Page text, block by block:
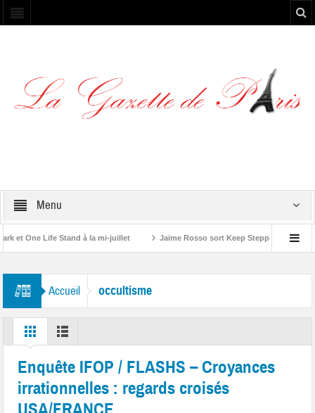
Menu
et One Life Stand à la mi-juillet Jaime Rosso sort Keep Stepping, son
Accueil occultisme
Enquête IFOP / FLASHS – Croyances
irrationnelles : regards croisés